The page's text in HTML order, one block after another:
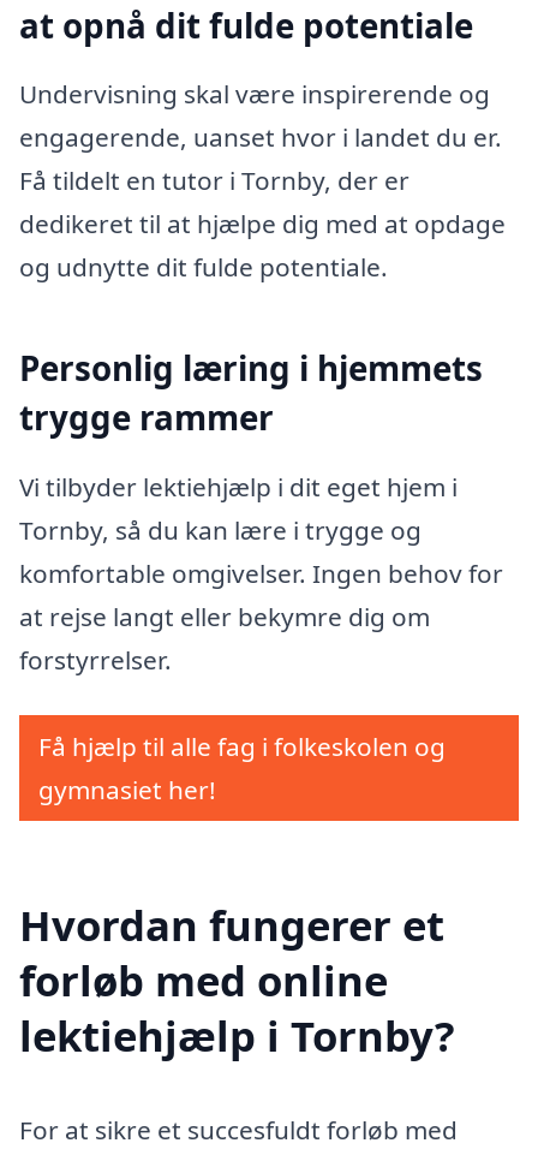
at opnå dit fulde potentiale
Undervisning skal være inspirerende og
engagerende, uanset hvor i landet du er.
Få tildelt en tutor i Tornby, der er
dedikeret til at hjælpe dig med at opdage
og udnytte dit fulde potentiale.
Personlig læring i hjemmets
trygge rammer
Vi tilbyder lektiehjælp i dit eget hjem i
Tornby, så du kan lære i trygge og
komfortable omgivelser. Ingen behov for
at rejse langt eller bekymre dig om
forstyrrelser.
Få hjælp til alle fag i folkeskolen og
gymnasiet her!
Hvordan fungerer et
forløb med online
lektiehjælp i Tornby?
For at sikre et succesfuldt forløb med